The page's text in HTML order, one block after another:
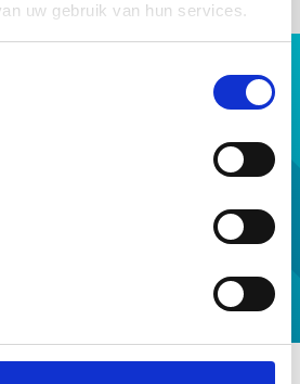
uw gebruik van hun services.